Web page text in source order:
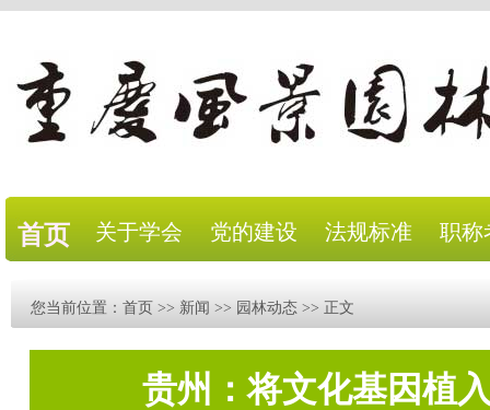
首页 关于学会 党的建设 法规标准 职称
您当前位置： 首页 >> 新闻 >> 园林动态 >> 正文
贵州：将文化基因植